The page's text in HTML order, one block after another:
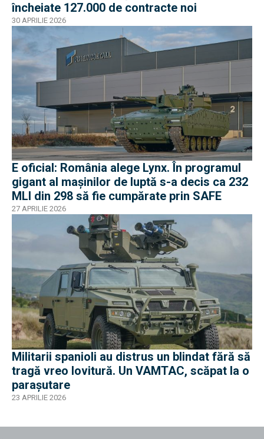
încheiate 127.000 de contracte noi
30 APRILIE 2026
E oficial: România alege Lynx. În programul
gigant al mașinilor de luptă s-a decis ca 232
MLI din 298 să fie cumpărate prin SAFE
27 APRILIE 2026
Militarii spanioli au distrus un blindat fără să
tragă vreo lovitură. Un VAMTAC, scăpat la o
parașutare
23 APRILIE 2026